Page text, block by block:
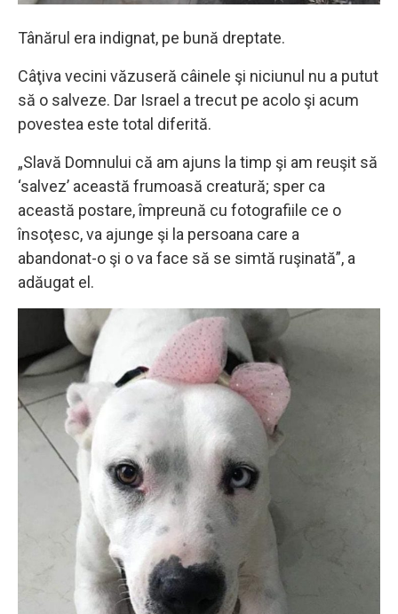
Tânărul era indignat, pe bună dreptate.
Câţiva vecini văzuseră câinele şi niciunul nu a putut
să o salveze. Dar Israel a trecut pe acolo şi acum
povestea este total diferită.
„Slavă Domnului că am ajuns la timp şi am reuşit să
‘salvez’ această frumoasă creatură; sper ca
această postare, împreună cu fotografiile ce o
însoţesc, va ajunge şi la persoana care a
abandonat-o şi o va face să se simtă ruşinată”, a
adăugat el.